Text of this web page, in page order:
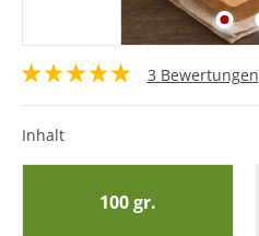
3 Bewertungen
Inhalt
100 gr.